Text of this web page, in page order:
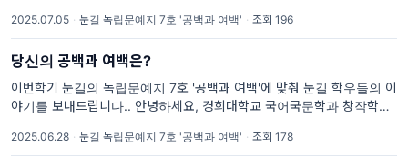
들을 출판으로 아름답게 피워내기를 바라며 매학기 독립문예지를
2025.07.05 · 눈길 독립문예지 7호 '공백과 여백' · 조회 196
당신의 공백과 여백은?
이번학기 눈길의 독립문예지 7호 '공백과 여백'에 맞춰 눈길 학우들의 이
야기를 보내드립니다.. 안녕하세요, 경희대학교 국어국문학과 창작학회
들을 출판으로 아름답게 피워내기를 바라며 매학기 독립문예지를
2025.06.28 · 눈길 독립문예지 7호 '공백과 여백' · 조회 178